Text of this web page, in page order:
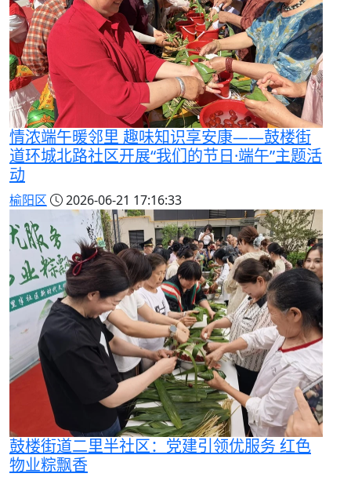
情浓端午暖邻里 趣味知识享安康——鼓楼街
道环城北路社区开展“我们的节日·端午”主题活
动
榆阳区 2026-06-21 17:16:33
鼓楼街道二里半社区：党建引领优服务 红色
物业粽飘香